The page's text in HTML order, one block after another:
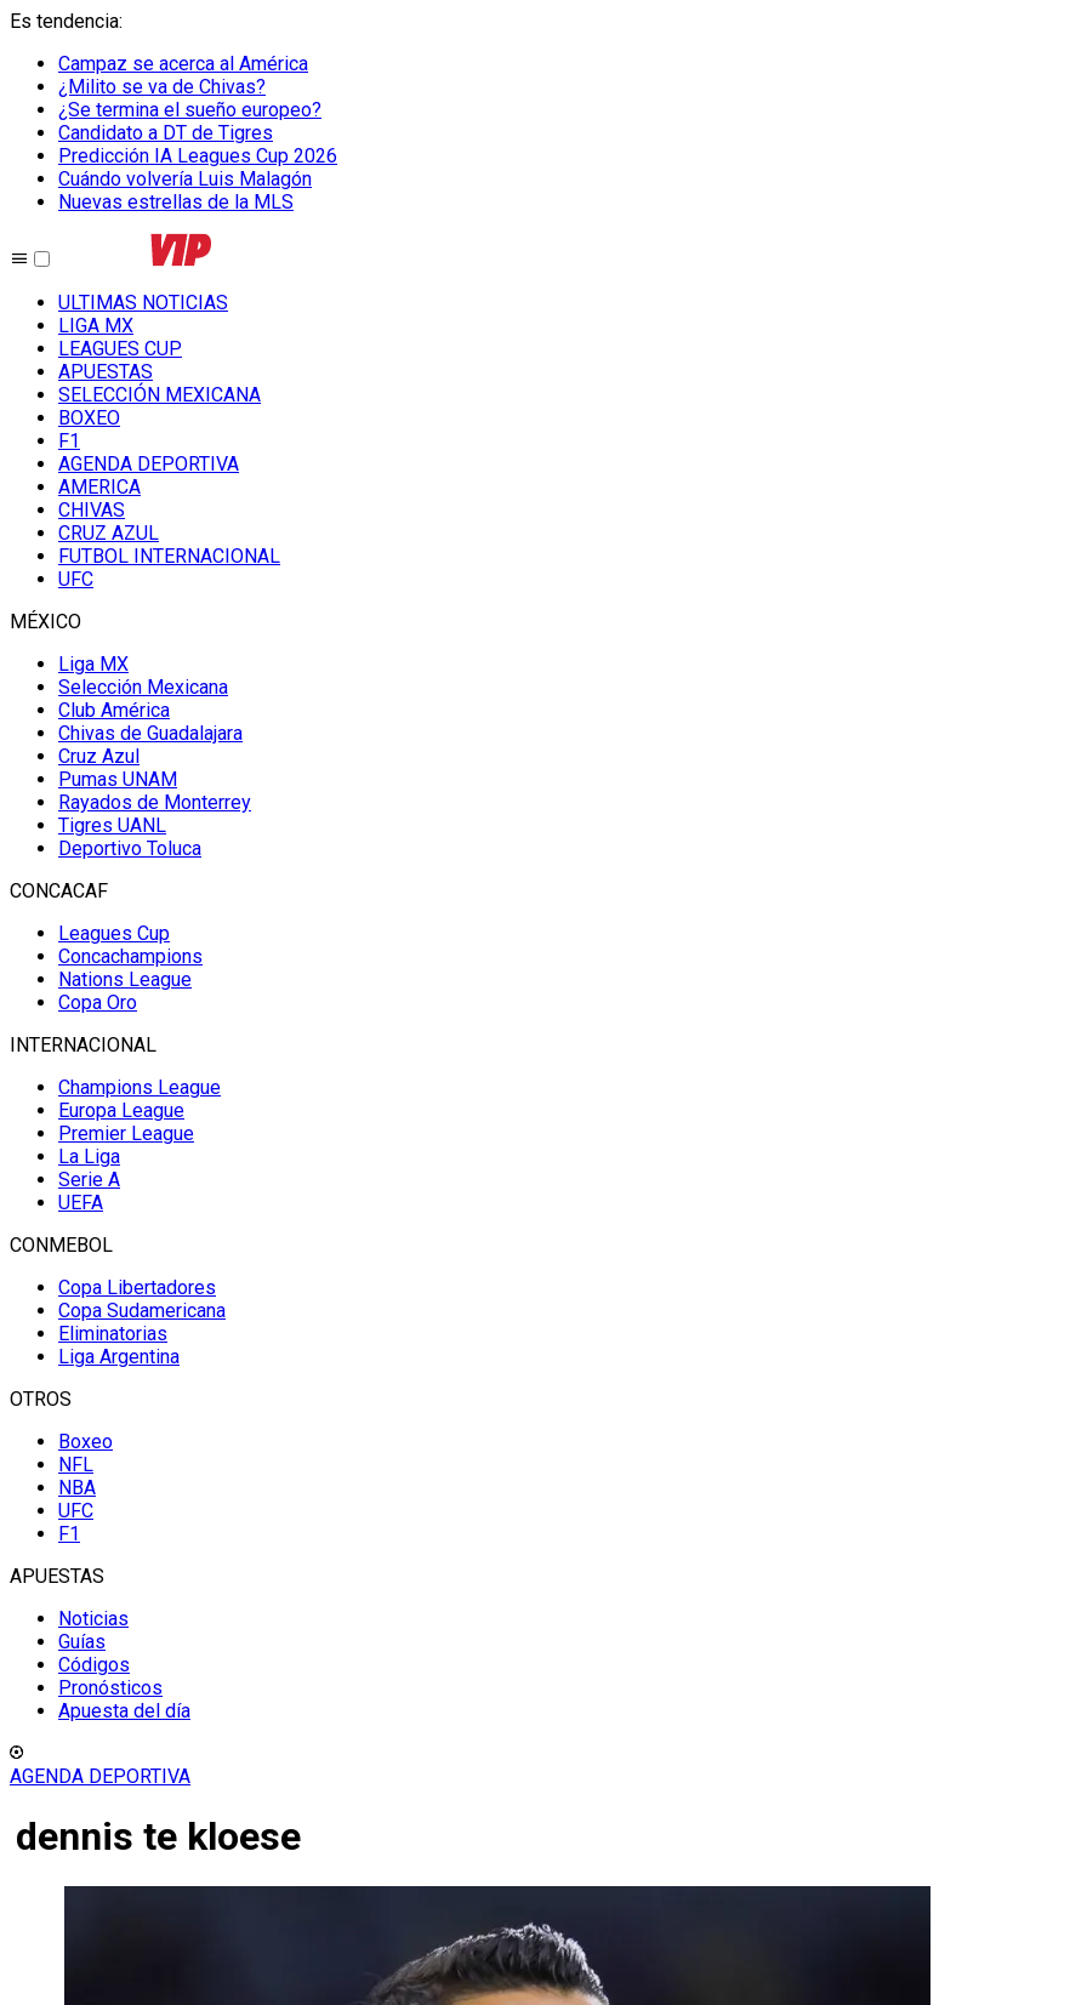
Es tendencia:
Campaz se acerca al América
¿Milito se va de Chivas?
¿Se termina el sueño europeo?
Candidato a DT de Tigres
Predicción IA Leagues Cup 2026
Cuándo volvería Luis Malagón
Nuevas estrellas de la MLS
ULTIMAS NOTICIAS
LIGA MX
LEAGUES CUP
APUESTAS
SELECCIÓN MEXICANA
BOXEO
F1
AGENDA DEPORTIVA
AMERICA
CHIVAS
CRUZ AZUL
FUTBOL INTERNACIONAL
UFC
MÉXICO
Liga MX
Selección Mexicana
Club América
Chivas de Guadalajara
Cruz Azul
Pumas UNAM
Rayados de Monterrey
Tigres UANL
Deportivo Toluca
CONCACAF
Leagues Cup
Concachampions
Nations League
Copa Oro
INTERNACIONAL
Champions League
Europa League
Premier League
La Liga
Serie A
UEFA
CONMEBOL
Copa Libertadores
Copa Sudamericana
Eliminatorias
Liga Argentina
OTROS
Boxeo
NFL
NBA
UFC
F1
APUESTAS
Noticias
Guías
Códigos
Pronósticos
Apuesta del día
AGENDA DEPORTIVA
dennis te kloese